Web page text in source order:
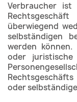
Verbraucher
überwiegend
selbständigen
werden
oder
oder